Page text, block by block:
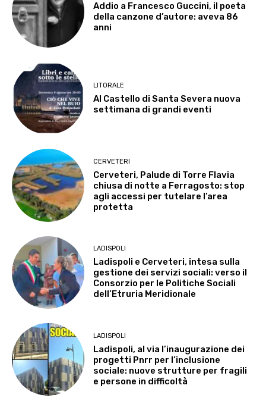
Addio a Francesco Guccini, il poeta
della canzone d’autore: aveva 86
anni
LITORALE
Al Castello di Santa Severa nuova
settimana di grandi eventi
CERVETERI
Cerveteri, Palude di Torre Flavia
chiusa di notte a Ferragosto: stop
agli accessi per tutelare l’area
protetta
LADISPOLI
Ladispoli e Cerveteri, intesa sulla
gestione dei servizi sociali: verso il
Consorzio per le Politiche Sociali
dell’Etruria Meridionale
LADISPOLI
Ladispoli, al via l’inaugurazione dei
progetti Pnrr per l’inclusione
sociale: nuove strutture per fragili
e persone in difficoltà